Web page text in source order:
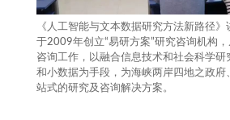
《人工智能与文本数据研究方法新路径》
于2009年创立“易研方案”研究咨询机构
咨询工作，以融合信息技术和社会科学研
和小数据为手段，为海峡两岸四地之政府
站式的研究及咨询解决方案。